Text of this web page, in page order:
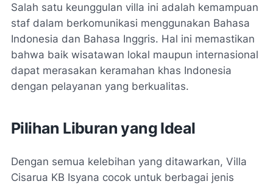
Salah satu keunggulan villa ini adalah kemampuan
staf dalam berkomunikasi menggunakan Bahasa
Indonesia dan Bahasa Inggris. Hal ini memastikan
bahwa baik wisatawan lokal maupun internasional
dapat merasakan keramahan khas Indonesia
dengan pelayanan yang berkualitas.
Pilihan Liburan yang Ideal
Dengan semua kelebihan yang ditawarkan, Villa
Cisarua KB Isyana cocok untuk berbagai jenis